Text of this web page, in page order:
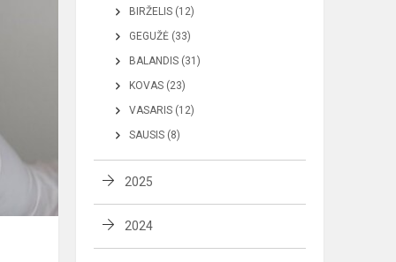
BIRŽELIS (12)
GEGUŽĖ (33)
BALANDIS (31)
KOVAS (23)
VASARIS (12)
SAUSIS (8)
2025
2024